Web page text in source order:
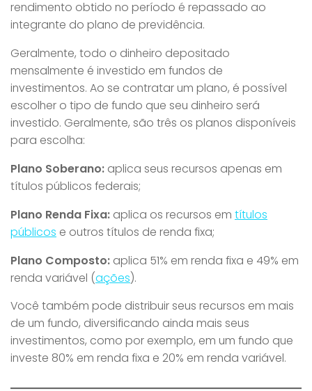
rendimento obtido no período é repassado ao
integrante do plano de previdência.
Geralmente, todo o dinheiro depositado
mensalmente é investido em fundos de
investimentos. Ao se contratar um plano, é possível
escolher o tipo de fundo que seu dinheiro será
investido. Geralmente, são três os planos disponíveis
para escolha:
Plano Soberano: aplica seus recursos apenas em
títulos públicos federais;
Plano Renda Fixa: aplica os recursos em títulos
públicos e outros títulos de renda fixa;
Plano Composto: aplica 51% em renda fixa e 49% em
renda variável (ações).
Você também pode distribuir seus recursos em mais
de um fundo, diversificando ainda mais seus
investimentos, como por exemplo, em um fundo que
investe 80% em renda fixa e 20% em renda variável.